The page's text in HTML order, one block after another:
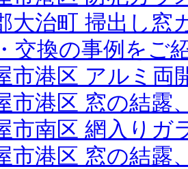
大治町 掃出し窓
交換の事例をご
市港区 アルミ両
市港区 窓の結露
市南区 網入りガ
市港区 窓の結露